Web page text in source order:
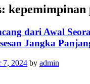
kepemimpinan
dari Awal
Jangka
7, 2024 by admin